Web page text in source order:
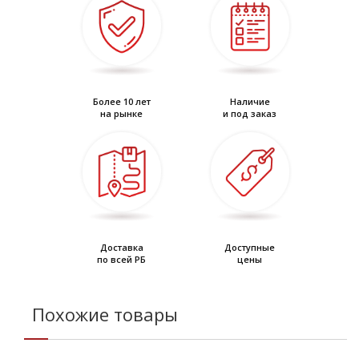
Более 10 лет
на рынке
Наличие
и под заказ
Доставка
по всей РБ
Доступные
цены
Похожие товары